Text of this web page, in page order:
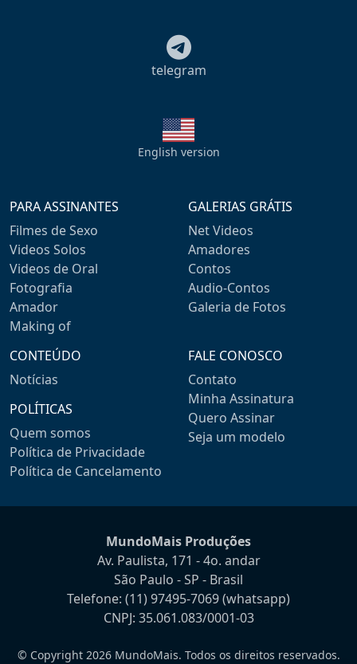
telegram
English version
PARA ASSINANTES
Filmes de Sexo
Videos Solos
Videos de Oral
Fotografia
Amador
Making of
GALERIAS GRÁTIS
Net Videos
Amadores
Contos
Audio-Contos
Galeria de Fotos
CONTEÚDO
Notícias
POLÍTICAS
Quem somos
Política de Privacidade
Política de Cancelamento
FALE CONOSCO
Contato
Minha Assinatura
Quero Assinar
Seja um modelo
MundoMais Produções
Av. Paulista, 171 - 4o. andar
São Paulo - SP - Brasil
Telefone: (11) 97495-7069(whatsapp)
CNPJ: 35.061.083/0001-03
© Copyright 2026 MundoMais. Todos os direitos reservados.